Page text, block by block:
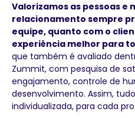
Valorizamos as pessoas e
relacionamento sempre
equipe, quanto com o
experiência melhor para
que também é avaliado
Zummit, com pesquisa de
engajamento, controle de
desenvolvimento. Assim,
individualizada, para cada